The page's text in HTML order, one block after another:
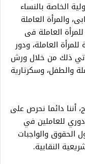
الخاصة بالنساء
والمرأة العاملة
العاملة فى
العاملة، ودور
ذلك من خلال ورش
والطفل، وسكرتارية
أننا دائما نحرص على
للعاملين في
الحقوق والواجبات
النقابية.